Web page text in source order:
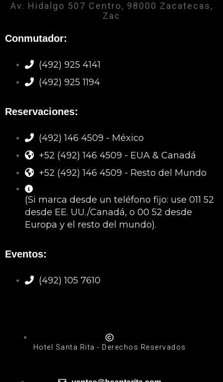
Av. Hidalgo 507 Centro, 98000 Zacatecas,
Zac
Conmutador:
(492) 925 4141
(492) 925 1194
Reservaciones:
(492) 146 4509 - México
+52 (492) 146 4509 - EUA & Canadá
+52 (492) 146 4509 - Resto del Mundo
(Si marca desde un teléfono fijo: use 011 52
desde EE. UU./Canadá, o 00 52 desde
Europa y el resto del mundo).
Eventos:
(492) 105 7610
Hotel Santa Rita - Derechos Reservados